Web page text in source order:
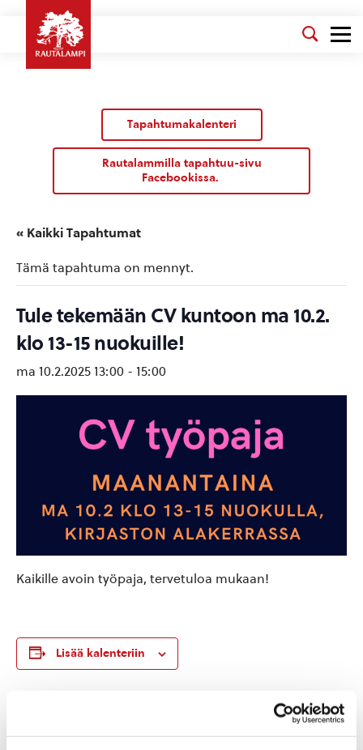
Tapahtumakalenteri
Rautalammilla tapahtuu-sivu
Facebookissa.
« Kaikki Tapahtumat
Tämä tapahtuma on mennyt.
Tule tekemään CV kuntoon ma 10.2.
klo 13-15 nuokuille!
ma 10.2.2025 13:00 - 15:00
Kaikille avoin työpaja, tervetuloa mukaan!
Lisää kalenteriin